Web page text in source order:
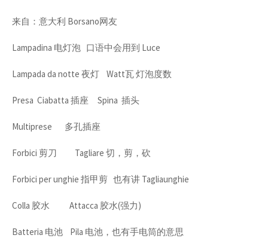
来自：意大利 Borsano网友
Lampadina 电灯泡 口语中会用到 Luce
Lampada da notte 夜灯 Watt瓦 灯泡度数
Presa Ciabatta 插座 Spina 插头
Multiprese 多孔插座
Forbici 剪刀 Tagliare 切，剪，砍
Forbici per unghie 指甲剪 也有讲 Tagliaunghie
Colla 胶水 Attacca 胶水(强力)
Batteria 电池 Pila 电池，也有手电筒的意思